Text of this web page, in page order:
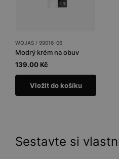
WOJAS / 99016-06
Modrý krém na obuv
139.00 Kč
Vložit do košíku
Sestavte si